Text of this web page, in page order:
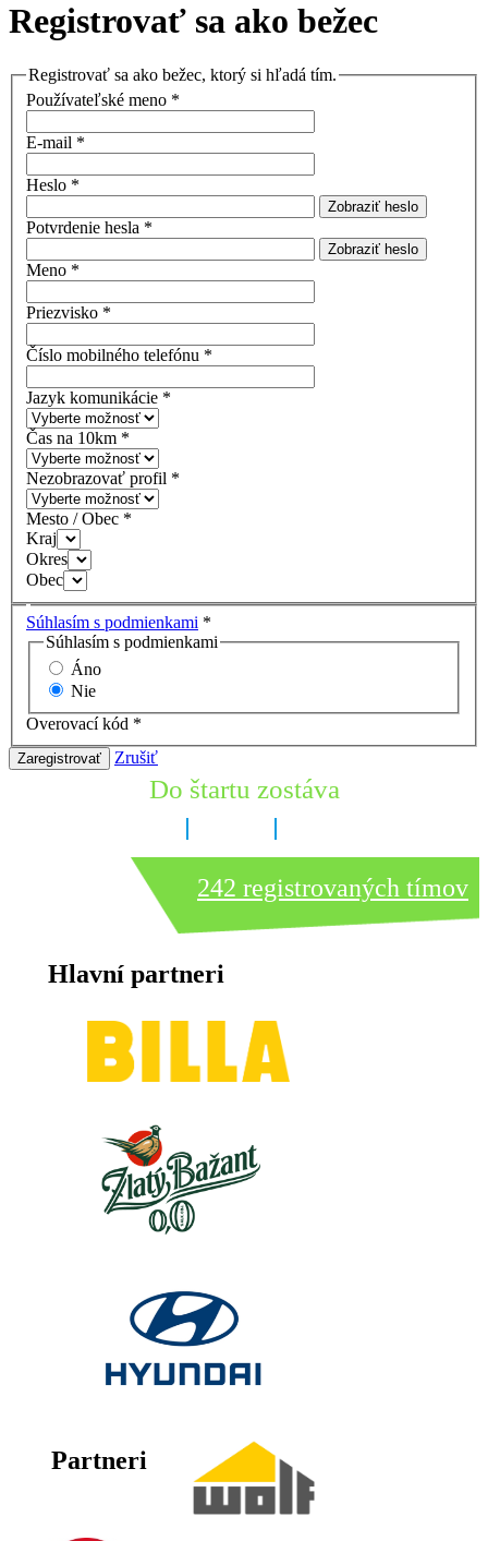
Registrovať sa ako bežec
Registrovať sa ako bežec, ktorý si hľadá tím.
Používateľské meno *
E-mail *
Heslo *
Zobraziť heslo
Potvrdenie hesla *
Zobraziť heslo
Meno *
Priezvisko *
Číslo mobilného telefónu *
Jazyk komunikácie *
Čas na 10km *
Nezobrazovať profil *
Mesto / Obec *
Kraj
Okres
Obec
Súhlasím s podmienkami *
Súhlasím s podmienkami
Áno
Nie
Overovací kód *
Zaregistrovať Zrušiť
Do štartu zostáva
242 registrovaných tímov
Hlavní partneri
Partneri